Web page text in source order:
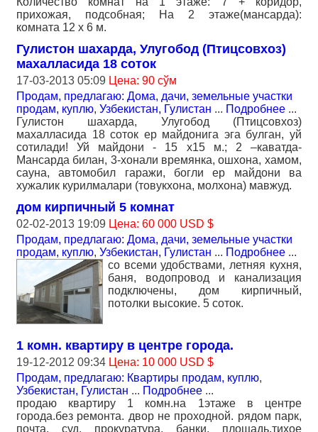
прихожая, подсобная; На 2 этаже(мансарда):
комната 12 x 6 м.
Гулистон шахарда, Улугобод (Птицсовхоз)
махалласида 18 соток
17-03-2013 05:09 Цена: 90 сўм
Продам, предлагаю: Дома, дачи, земельные участки
продам, куплю, Узбекистан, Гулистан ... Подробнее ...
Гулистон шахарда, Улугобод (Птицсовхоз)
махалласида 18 соток ер майдонига эга булган, уй
сотилади! Уй майдони - 15 х15 м.; 2 –каватда-
Мансарда билан, 3-хонали времянка, ошхона, хамом,
сауна, автомобил гаражи, богли ер майдони ва
хужалик курилмалари (товукхона, молхона) мавжуд.
дом кирпичный 5 комнат
02-02-2013 19:09 Цена: 60 000 USD $
Продам, предлагаю: Дома, дачи, земельные участки
продам, куплю, Узбекистан, Гулистан ... Подробнее ...
со всеми удобствами, летняя кухня,
баня, водопровод и канализация
подключены, дом кирпичный,
потолки высокие. 5 соток.
1 комн. квартиру в центре города.
19-12-2012 09:34 Цена: 10 000 USD $
Продам, предлагаю: Квартиры продам, куплю,
Узбекистан, Гулистан ... Подробнее ...
продаю квартиру 1 комн.на 1этаже в центре
города.без ремонта. двор не проходной. рядом парк,
почта, суд, прокуратура, банки, площадь.тихое